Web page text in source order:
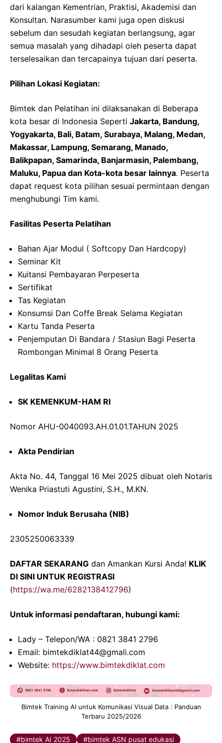
dari kalangan Kementrian, Praktisi, Akademisi dan
Konsultan. Narasumber kami juga open diskusi
sebelum dan sesudah kegiatan berlangsung, agar
semua masalah yang dihadapi oleh peserta dapat
terselesaikan dan tercapainya tujuan dari peserta.
Pilihan Lokasi Kegiatan:
Bimtek dan Pelatihan ini dilaksanakan di Beberapa
kota besar di Indonesia Seperti Jakarta, Bandung,
Yogyakarta, Bali, Batam, Surabaya, Malang, Medan,
Makassar, Lampung, Semarang, Manado,
Balikpapan, Samarinda, Banjarmasin, Palembang,
Maluku, Papua dan Kota-kota besar lainnya. Peserta
dapat request kota pilihan sesuai permintaan dengan
menghubungi Tim kami.
Fasilitas Peserta Pelatihan
Bahan Ajar Modul ( Softcopy Dan Hardcopy)
Seminar Kit
Kuitansi Pembayaran Perpeserta
Sertifikat
Tas Kegiatan
Konsumsi Dan Coffe Break Selama Kegiatan
Kartu Tanda Peserta
Penjemputan Di Bandara / Stasiun Bagi Peserta
Rombongan Minimal 8 Orang Peserta
Legalitas Kami
SK KEMENKUM-HAM RI
Nomor AHU-0040093.AH.01.01.TAHUN 2025
Akta Pendirian
Akta No. 44, Tanggal 16 Mei 2025 dibuat oleh Notaris
Wenika Priastuti Agustini, S.H., M.KN.
Nomor Induk Berusaha (NIB)
2305250063339
DAFTAR SEKARANG dan Amankan Kursi Anda! KLIK
DI SINI UNTUK REGISTRASI
(https://wa.me/6282138412796)
Untuk informasi pendaftaran, hubungi kami:
Lady – Telepon/WA : 0821 3841 2796
Email: bimtekdiklat44@gmali.com
Website: https://www.bimtekdiklat.com
Bimtek Training AI untuk Komunikasi Visual Data : Panduan
Terbaru 2025/2026
bimtek AI 2025 bimtek ASN pusat edukasi